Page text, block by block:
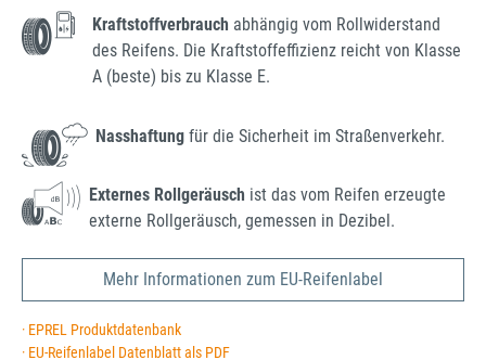
Kraftstoffverbrauch abhängig vom Rollwiderstand
des Reifens. Die Kraftstoffeffizienz reicht von Klasse
A (beste) bis zu Klasse E.
Nasshaftung für die Sicherheit im Straßenverkehr.
Externes Rollgeräusch ist das vom Reifen erzeugte
externe Rollgeräusch, gemessen in Dezibel.
Mehr Informationen zum EU-Reifenlabel
· EPREL Produktdatenbank
· EU-Reifenlabel Datenblatt als PDF